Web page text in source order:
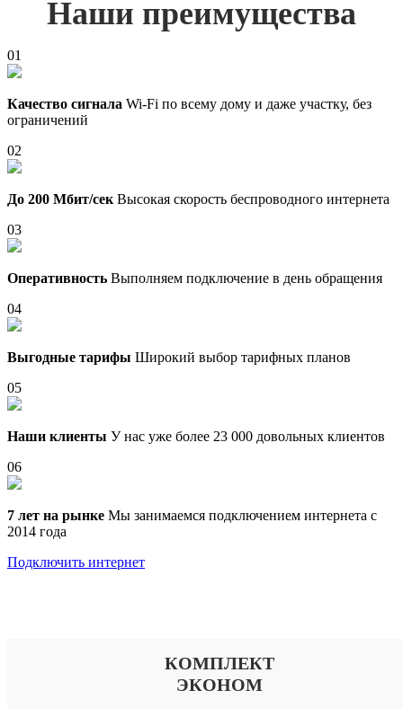
Наши преимущества
01
Качество сигнала Wi-Fi по всему дому и даже участку, без
ограничений
02
До 200 Мбит/сек Высокая скорость беспроводного интернета
03
Оперативность Выполняем подключение в день обращения
04
Выгодные тарифы Широкий выбор тарифных планов
05
Наши клиенты У нас уже более 23 000 довольных клиентов
06
7 лет на рынке Мы занимаемся подключением интернета с
2014 года
Подключить интернет
КОМПЛЕКТ
ЭКОНОМ